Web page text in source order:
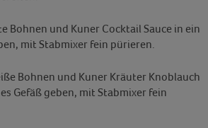
Bohnen und Kuner Cocktail Sauce in ein
mit Stabmixer fein pürieren.
Bohnen und Kuner Kräuter Knoblauch
Gefäß geben, mit Stabmixer fein